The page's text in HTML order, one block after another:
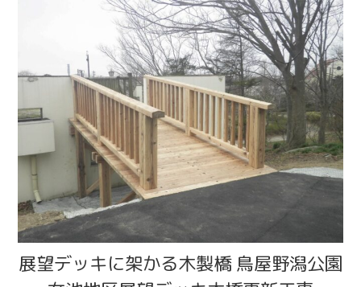
展望デッキに架かる木製橋 鳥屋野潟公園